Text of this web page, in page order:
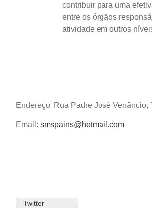
contribuir para uma
entre os órgãos
atividade em outros
Endereço: Rua Padre José Venâncio,
Email: smspains@hotmail.com
Twitter